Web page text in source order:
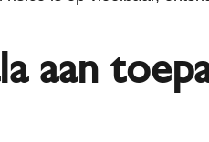
aan